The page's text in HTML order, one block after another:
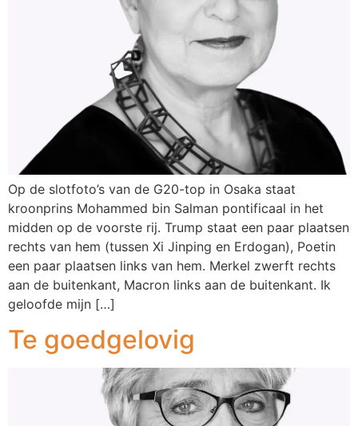
Op de slotfoto’s van de G20-top in Osaka staat
kroonprins Mohammed bin Salman pontificaal in het
midden op de voorste rij. Trump staat een paar plaatsen
rechts van hem (tussen Xi Jinping en Erdogan), Poetin
een paar plaatsen links van hem. Merkel zwerft rechts
aan de buitenkant, Macron links aan de buitenkant. Ik
geloofde mijn […]
Te goedgelovig